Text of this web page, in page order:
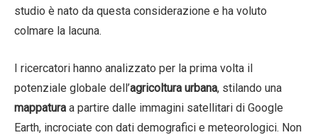
studio è nato da questa considerazione e ha voluto
colmare la lacuna.
I ricercatori hanno analizzato per la prima volta il
potenziale globale dell’agricoltura urbana, stilando una
mappatura a partire dalle immagini satellitari di Google
Earth, incrociate con dati demografici e meteorologici. Non